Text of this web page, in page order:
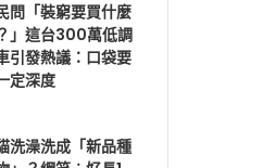
問「裝窮要買什麼
」這台300萬低調
引發熱議：口袋要
定深度
洗澡洗成「新品種